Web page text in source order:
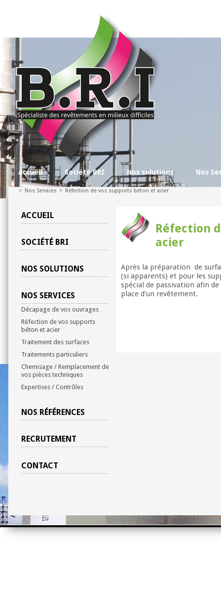
Accueil Société BRI Nos solutions Nos
> Nos Services > Réfection de vos supports béton et acier
ACCUEIL
SOCIÉTÉ BRI
NOS SOLUTIONS
NOS SERVICES
Décapage de vos ouvrages
Réfection de vos supports
béton et acier
Traitement des surfaces
Traitements particuliers
Chemisage / Remplacement de
vos pièces techniques
Expertises / Contrôles
NOS RÉFÉRENCES
RECRUTEMENT
CONTACT
Réfection
acier
Après la préparation de
(si apparents) et pour les
spécial de passivation afin
place d’un revêtement.